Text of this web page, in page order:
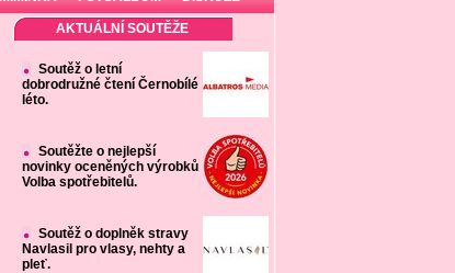
AKTUÁLNÍ SOUTĚŽE
Soutěž o letní
dobrodružné čtení Černobílé
léto.
Soutěžte o nejlepší
novinky oceněných výrobků
Volba spotřebitelů.
Soutěž o doplněk stravy
Navlasil pro vlasy, nehty a
pleť.